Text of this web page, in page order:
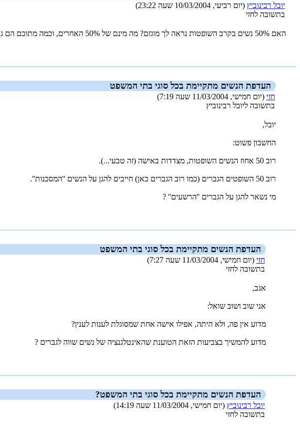
יובל רבינוביץ (יום רביעי, 10/03/2004 שעה 23:22)
בתשובה לחזי
האם 50% נשים בקרב השופטות נראה לך מוגזם? מה מינם של 50% האחרים, וכמה מתוכם הם גברים?
העדפת הנשים מתקיימת בכל סוגי בתי המשפט
חזי (יום חמישי, 11/03/2004 שעה 7:19)
בתשובה ליובל רבינוביץ
יובל,
החשבון פשוט:
רוב 50 אחוז הנשים השופטות, מצדדות באישה (זה טבעי...).
רוב 50 השופטים הגברים (כמו רוב הגברים כאן) חייבים להגן על הנשים ''המסכנות''.
מי נשאר להגן על הגברים ''הרשעים'' ?
העדפת הנשים מתקיימת בכל סוגי בתי המשפט
חזי (יום חמישי, 11/03/2004 שעה 7:27)
בתשובה לחזי
אגב,
אני שוב ושוב שואל:
מדוע אין פה, ולא היתה, אפילו אישה אחת שמסוגלת לענות לענין?
מדוע להמשיך בצביעות הזאת הטוענת שהאינטלגנציה של נשים שווה לגברים ?
העדפת הנשים מתקיימת בכל סוגי בתי המשפט?
יובל רבינוביץ (יום חמישי, 11/03/2004 שעה 14:19)
בתשובה לחזי